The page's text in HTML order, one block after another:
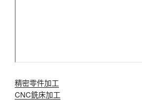
精密零件加工
CNC銑床加工